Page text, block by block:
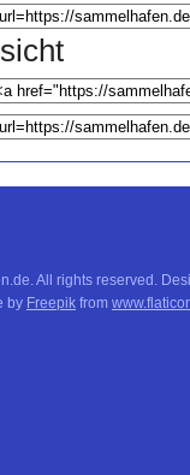
All rights reserved.
by Freepik from